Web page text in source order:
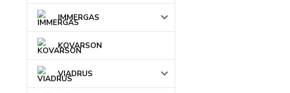
IMMERGAS
KOVARSON
VIADRUS